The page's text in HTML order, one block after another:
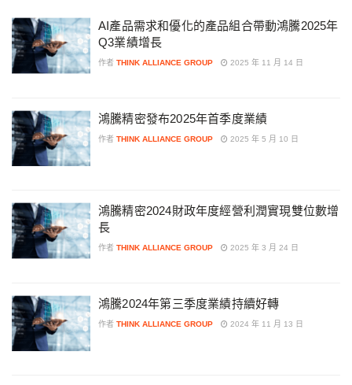
AI產品需求和優化的產品組合帶動鴻騰2025年
Q3業績增長
作者 THINK ALLIANCE GROUP 2025 年 11 月 14 日
鴻騰精密發布2025年首季度業績
作者 THINK ALLIANCE GROUP 2025 年 5 月 10 日
鴻騰精密2024財政年度經營利潤實現雙位數增
長
作者 THINK ALLIANCE GROUP 2025 年 3 月 24 日
鴻騰2024年第三季度業績持續好轉
作者 THINK ALLIANCE GROUP 2024 年 11 月 13 日